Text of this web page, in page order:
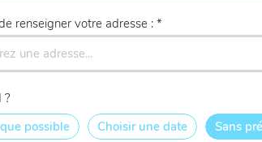
renseigner votre adresse :
?
possible
Choisir une date Sans